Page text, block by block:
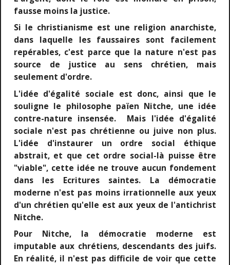
fausse moins la justice.
Si le christianisme est une religion anarchiste,
dans laquelle les faussaires sont facilement
repérables, c'est parce que la nature n'est pas
source de justice au sens chrétien, mais
seulement d'ordre.
L'idée d'égalité sociale est donc, ainsi que le
souligne le philosophe païen Nitche, une idée
contre-nature insensée. Mais l'idée d'égalité
sociale n'est pas chrétienne ou juive non plus.
L'idée d'instaurer un ordre social éthique
abstrait, et que cet ordre social-là puisse être
"viable", cette idée ne trouve aucun fondement
dans les Ecritures saintes. La démocratie
moderne n'est pas moins irrationnelle aux yeux
d'un chrétien qu'elle est aux yeux de l'antichrist
Nitche.
Pour Nitche, la démocratie moderne est
imputable aux chrétiens, descendants des juifs.
En réalité, il n'est pas difficile de voir que cette